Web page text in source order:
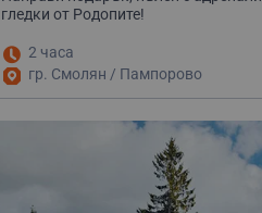
гледки от Родопите!
2 часа
гр. Смолян / Пампорово